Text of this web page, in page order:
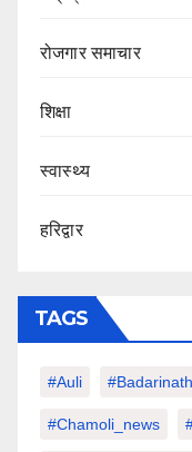
रोजगार समाचार
शिक्षा
स्वास्थ्य
हरिद्वार
TAGS
#auli
#chamoli_news